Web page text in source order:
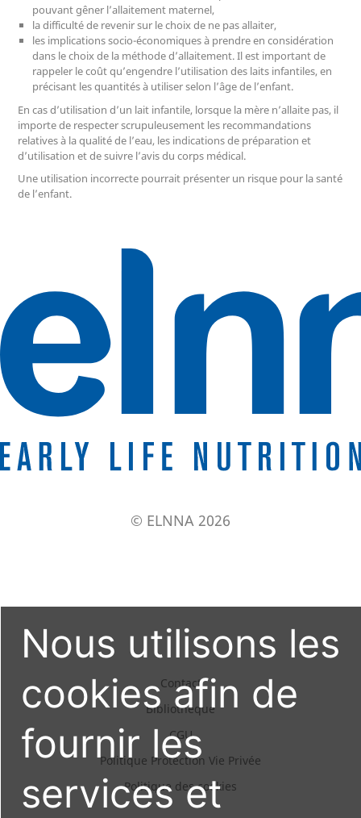
pouvant gêner l’allaitement maternel,
la difficulté de revenir sur le choix de ne pas allaiter,
les implications socio-économiques à prendre en considération
dans le choix de la méthode d’allaitement. Il est important de
rappeler le coût qu’engendre l’utilisation des laits infantiles, en
précisant les quantités à utiliser selon l’âge de l’enfant.
En cas d’utilisation d’un lait infantile, lorsque la mère n’allaite pas, il
importe de respecter scrupuleusement les recommandations
relatives à la qualité de l’eau, les indications de préparation et
d’utilisation et de suivre l’avis du corps médical.
Une utilisation incorrecte pourrait présenter un risque pour la santé
de l’enfant.
© ELNNA 2026
Contact
Bibliothèque
CGU
Politique Protection Vie Privée
Politique des cookies
Nous utilisons les
cookies afin de
fournir les
services et